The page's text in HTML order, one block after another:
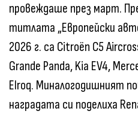
провеждаше през март.
титлата „Европейски
2026 г. са Citroën C5
Grande Panda, Kia EV4,
Elroq. Миналогодишният
наградата си поделиха